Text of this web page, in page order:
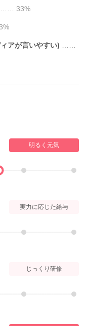
ります♪
きる環境が整ってい
一緒に輝ける未来をつ
軽なご応募を待って
…… 33%
アが言いやすい)
明るく元気
実力に応じた給与
じっくり研修